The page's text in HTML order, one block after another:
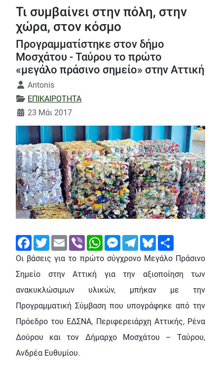
Τι συμβαίνει στην πόλη, στην
χώρα, στον κόσμο
Προγραμματίστηκε στον δήμο
Μοσχάτου - Ταύρου το πρώτο
«μεγάλο πράσινο σημείο» στην Αττική
Λεπτομέρειες
Antonis
ΕΠΙΚΑΙΡΟΤΗΤΑ
23 Μάι 2017
FacebookTwitterEmail Viber WhatsAppMessengerTelegramBluesky
Οι βάσεις για το πρώτο σύγχρονο Μεγάλο Πράσινο
Σημείο στην Αττική για την αξιοποίηση των
ανακυκλώσιμων υλικών, μπήκαν με την
Προγραμματική Σύμβαση που υπογράφηκε από την
Πρόεδρο του ΕΔΣΝΑ, Περιφερειάρχη Αττικής, Ρένα
Δούρου και τον Δήμαρχο Μοσχάτου – Ταύρου,
Ανδρέα Ευθυμίου.